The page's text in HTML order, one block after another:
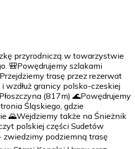
przyrodniczą w towarzystwie
🎒Powędrujemy szlakami
trasę przez rezerwat
wzdłuż granicy polsko-czeskiej
(817m) 🌊Powędrujemy
Śląskiego, gdzie
🌄Wejdziemy także na Śnieżnik
polskiej części Sudetów
podziemną trasę